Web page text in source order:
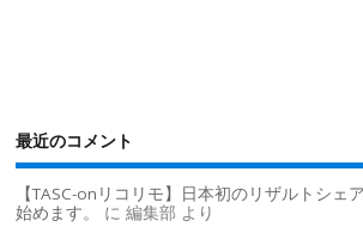
最近のコメント
【TASC-onリコリモ】日本初のリザルトシェ
始めます。
に編集部 より